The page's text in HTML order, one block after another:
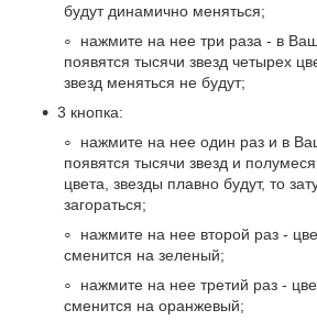
будут динамично меняться;
нажмите на нее три раза - в
появятся тысячи звезд четырех
звезд меняться не будут;
3 кнопка:
нажмите на нее один раз и в
появятся тысячи звезд и
цвета, звезды плавно будут, то
загораться;
нажмите на нее второй раз -
сменится на зеленый;
нажмите на нее третий раз -
сменится на оранжевый;